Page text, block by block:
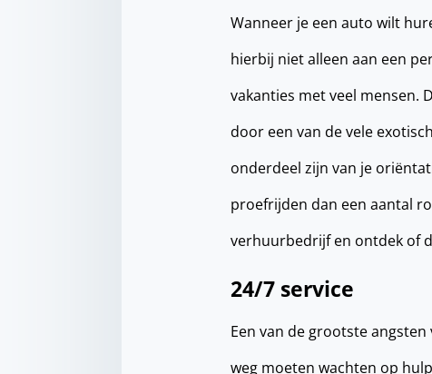
Wanneer je een auto wilt
hierbij niet alleen aan een
vakanties met veel mensen.
door een van de vele
onderdeel zijn van je
proefrijden dan een aantal
verhuurbedrijf en ontdek of
24/7 service
Een van de grootste
weg moeten wachten op